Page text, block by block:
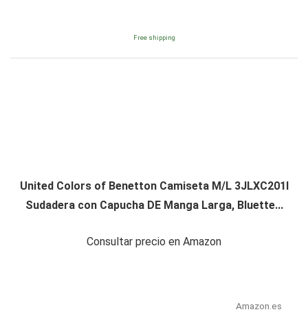
Free shipping
United Colors of Benetton Camiseta M/L 3JLXC201I
Sudadera con Capucha DE Manga Larga, Bluette...
Consultar precio en Amazon
Amazon.es